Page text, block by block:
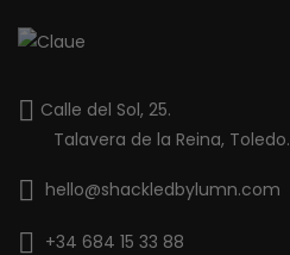
Calle del Sol, 25.
Talavera de la Reina, Toledo.
hello@shackledbylumn.com
+34 684 15 33 88